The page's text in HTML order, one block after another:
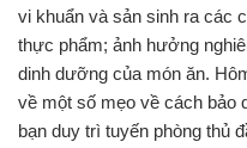
vi khuẩn và sản sinh ra các
thực phẩm; ảnh hưởng
dinh dưỡng của món ăn.
về một số mẹo về cách bảo
bạn duy trì tuyến phòng thủ